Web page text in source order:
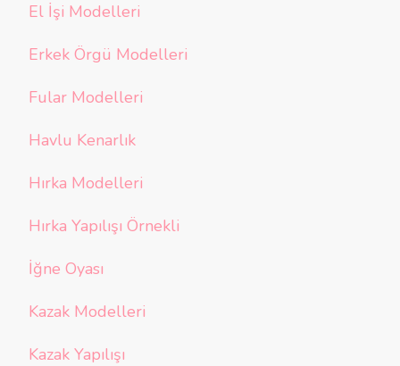
El İşi Modelleri
Erkek Örgü Modelleri
Fular Modelleri
Havlu Kenarlık
Hırka Modelleri
Hırka Yapılışı Örnekli
İğne Oyası
Kazak Modelleri
Kazak Yapılışı